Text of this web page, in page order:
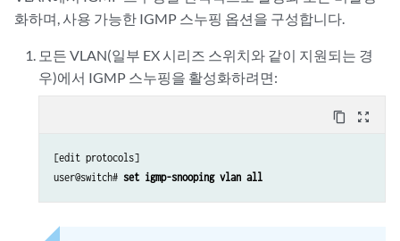
화하며, 사용 가능한 IGMP 스누핑 옵션을 구성합니다.
모든 VLAN(일부 EX 시리즈 스위치와 같이 지원되는 경
우)에서 IGMP 스누핑을 활성화하려면:
content_copy zoom_out_map
[edit protocols]
user@switch# set igmp-snooping vlan all